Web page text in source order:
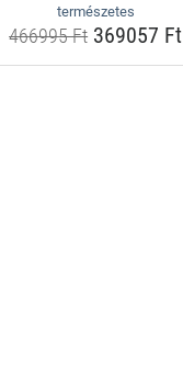
természetes
466995 Ft 369057 Ft